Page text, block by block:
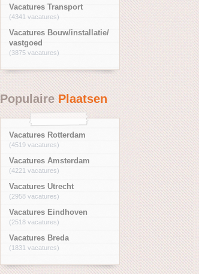
Vacatures Transport
(4341 vacatures)
Vacatures Bouw/installatie/
vastgoed
(3875 vacatures)
PopulairePlaatsen
Vacatures Rotterdam
(4519 vacatures)
Vacatures Amsterdam
(4221 vacatures)
Vacatures Utrecht
(2958 vacatures)
Vacatures Eindhoven
(2518 vacatures)
Vacatures Breda
(1831 vacatures)